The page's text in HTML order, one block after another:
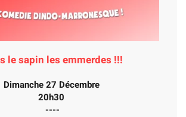
le sapin les emmerdes !!!
Dimanche 27 Décembre
20h30
----